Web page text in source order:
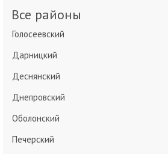
Все районы
Голосеевский
Дарницкий
Деснянский
Днепровский
Оболонский
Печерский